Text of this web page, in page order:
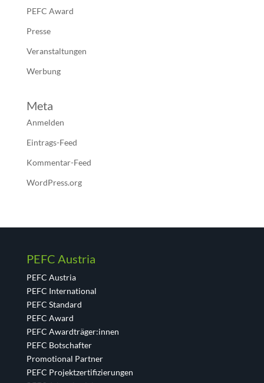
PEFC Award
Presse
Veranstaltungen
Werbung
Meta
Anmelden
Eintrags-Feed
Kommentar-Feed
WordPress.org
PEFC Austria
PEFC Austria
PEFC International
PEFC Standard
PEFC Award
PEFC Awardträger:innen
PEFC Botschafter
Promotional Partner
PEFC Projektzertifizierungen